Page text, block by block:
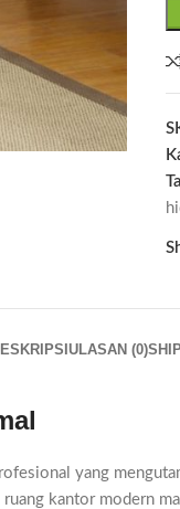
ULASAN (0)
yang
kantor modern